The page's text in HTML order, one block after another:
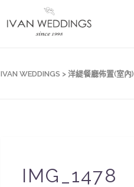
IVAN WEDDINGS > 洋緹餐廳佈置(室內)
IMG_1478